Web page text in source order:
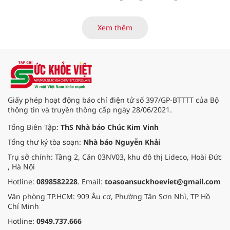
vóc của tác giả và triết lý mà cả
Xem thêm
Giấy phép hoạt động báo chí điện tử số 397/GP-BTTTT của Bộ
thông tin và truyền thông cấp ngày 28/06/2021.
Tổng Biên Tập: ThS Nhà báo Chúc Kim Vinh
Tổng thư ký tòa soạn: Nhà báo Nguyễn Khải
Trụ sở chính: Tầng 2, Căn 03NV03, khu đô thị Lideco, Hoài Đức
, Hà Nội
Hotline: 0898582228. Email: toasoansuckhoeviet@gmail.com
Văn phòng TP.HCM: 909 Âu cơ, Phường Tân Sơn Nhì, TP Hồ
Chí Minh
Hotline: 0949.737.666